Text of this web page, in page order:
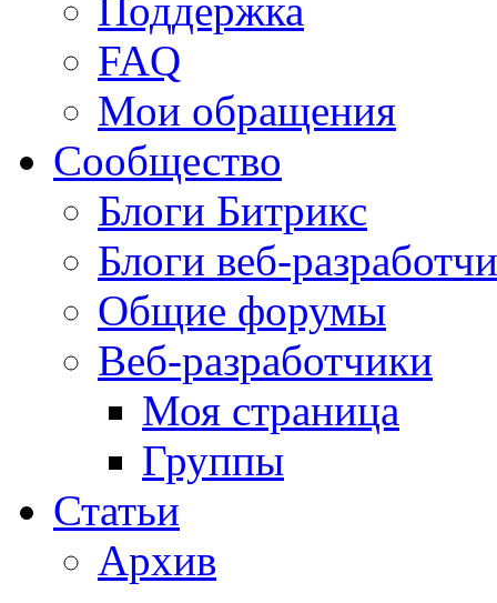
Поддержка
FAQ
Мои обращения
Сообщество
Блоги Битрикс
Блоги веб-
Общие форумы
Веб-разработчики
Моя страница
Группы
Статьи
Архив